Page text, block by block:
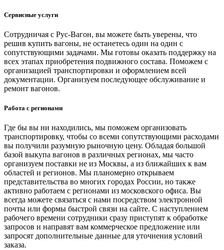
Сервисные услуги
Сотрудничая с Рус-Вагон, вы можете быть уверены, что
решив купить вагоны, не останетесь один на один с
сопутствующими задачами. Мы готовы оказать поддержку на
всех этапах приобретения подвижного состава. Поможем с
организацией транспортировки и оформлением всей
документации. Организуем последующее обслуживание и
ремонт вагонов.
Работа с регионами
Где бы вы ни находились, мы поможем организовать
транспортировку, чтобы со всеми сопутствующими расходами
вы получили разумную рыночную цену. Обладая большой
базой выкупа вагонов в различных регионах, мы часто
организуем поставки не из Москвы, а из ближайших к вам
областей и регионов. Мы планомерно открываем
представительства во многих городах России, но также
активно работаем с регионами из московского офиса. Вы
всегда можете связаться с нами посредством электронной
почты или формы быстрой связи на сайте. С наступлением
рабочего времени сотрудники сразу приступят к обработке
запросов и направят вам коммерческое предложение или
запросят дополнительные данные для уточнения условий
заказа.